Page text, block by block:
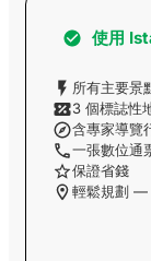
使用
所有主要景
3 個標誌性
含專家導覽
一張數位通
保證省錢
輕鬆規劃 —